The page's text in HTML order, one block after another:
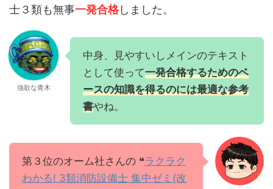
士３類も無事一発合格しました。
強欲な青木
中身、見やすいしメインのテキスト
として使って一発合格するためのベ
ースの知識を得るのには最適な参考
書やね。
第３位のオーム社さんの ❝ラクラク
わかる! 3類消防設備士 集中ゼミ(改